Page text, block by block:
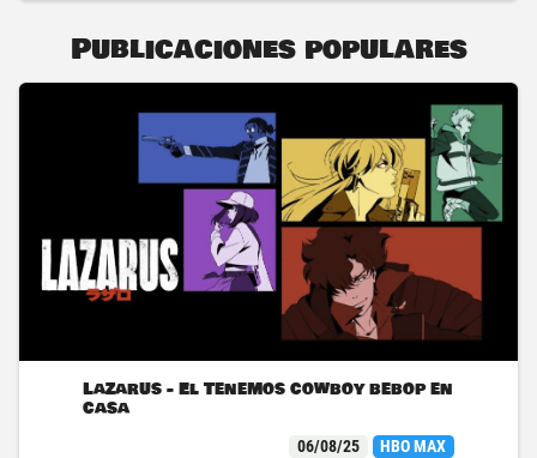
Publicaciones populares
Lazarus - El Tenemos cowboy bebop en
casa
06/08/25 HBO MAX